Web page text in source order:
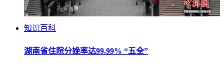
知识百科
湖南省住院分娩率达99.99% “五全”